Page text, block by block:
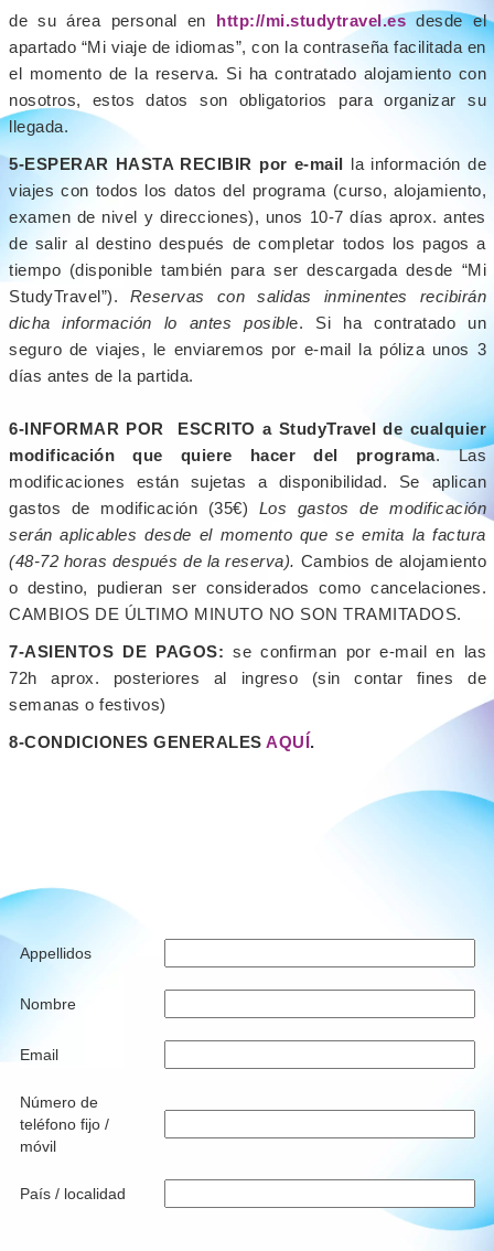
de su área personal en http://mi.studytravel.es desde el
apartado “Mi viaje de idiomas”, con la contraseña facilitada en
el momento de la reserva. Si ha contratado alojamiento con
nosotros, estos datos son obligatorios para organizar su
llegada.
5-ESPERAR HASTA RECIBIR por e-mail la información de
viajes con todos los datos del programa (curso, alojamiento,
examen de nivel y direcciones), unos 10-7 días aprox. antes
de salir al destino después de completar todos los pagos a
tiempo (disponible también para ser descargada desde “Mi
StudyTravel”). Reservas con salidas inminentes recibirán
dicha información lo antes posible. Si ha contratado un
seguro de viajes, le enviaremos por e-mail la póliza unos 3
días antes de la partida.
6-INFORMAR POR ESCRITO a StudyTravel de cualquier
modificación que quiere hacer del programa. Las
modificaciones están sujetas a disponibilidad. Se aplican
gastos de modificación (35€) Los gastos de modificación
serán aplicables desde el momento que se emita la factura
(48-72 horas después de la reserva). Cambios de alojamiento
o destino, pudieran ser considerados como cancelaciones.
CAMBIOS DE ÚLTIMO MINUTO NO SON TRAMITADOS.
7-ASIENTOS DE PAGOS:se confirman por e-mail en las
72h aprox. posteriores al ingreso (sin contar fines de
semanas o festivos)
8-CONDICIONES GENERALES AQUÍ.
Appellidos
Nombre
Email
Número de
teléfono fijo /
móvil
País / localidad